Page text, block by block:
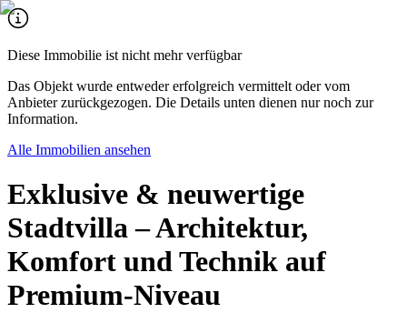
Diese Immobilie ist nicht mehr verfügbar
Das Objekt wurde entweder erfolgreich vermittelt oder vom
Anbieter zurückgezogen. Die Details unten dienen nur noch zur
Information.
Alle Immobilien ansehen
Exklusive & neuwertige
Stadtvilla – Architektur,
Komfort und Technik auf
Premium-Niveau